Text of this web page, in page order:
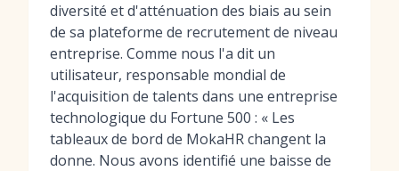
diversité et d'atténuation des biais au sein
de sa plateforme de recrutement de niveau
entreprise. Comme nous l'a dit un
utilisateur, responsable mondial de
l'acquisition de talents dans une entreprise
technologique du Fortune 500 : « Les
tableaux de bord de MokaHR changent la
donne. Nous avons identifié une baisse de